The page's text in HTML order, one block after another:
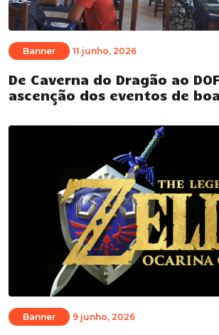
Banner 11 junho, 2026
De Caverna do Dragão ao
ascenção dos eventos de
Banner 9 junho, 2026